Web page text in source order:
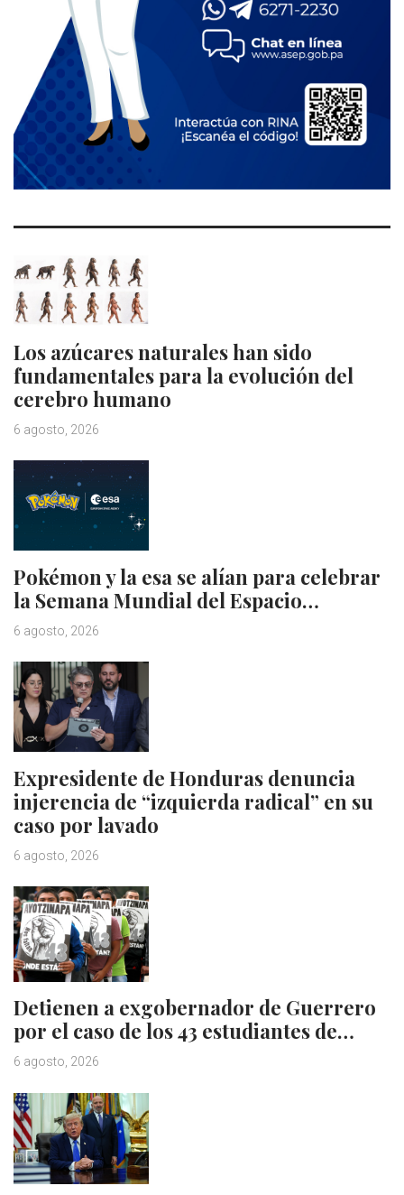
Los azúcares naturales han sido
fundamentales para la evolución del
cerebro humano
6 agosto, 2026
Pokémon y la esa se alían para celebrar
la Semana Mundial del Espacio…
6 agosto, 2026
Expresidente de Honduras denuncia
injerencia de “izquierda radical” en su
caso por lavado
6 agosto, 2026
Detienen a exgobernador de Guerrero
por el caso de los 43 estudiantes de…
6 agosto, 2026